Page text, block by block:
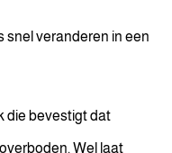
snel veranderen in een
die bevestigt dat
Wel laat